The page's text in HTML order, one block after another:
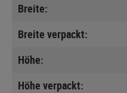
Breite:
Breite verpackt:
Höhe:
Höhe verpackt: